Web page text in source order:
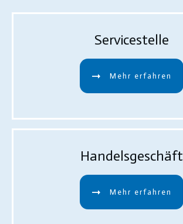
Servicestelle
Mehr erfahren
Handelsgeschäft
Mehr erfahren